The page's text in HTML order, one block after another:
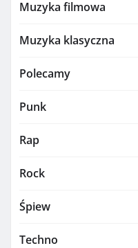
Muzyka filmowa
Muzyka klasyczna
Polecamy
Punk
Rap
Rock
Śpiew
Techno